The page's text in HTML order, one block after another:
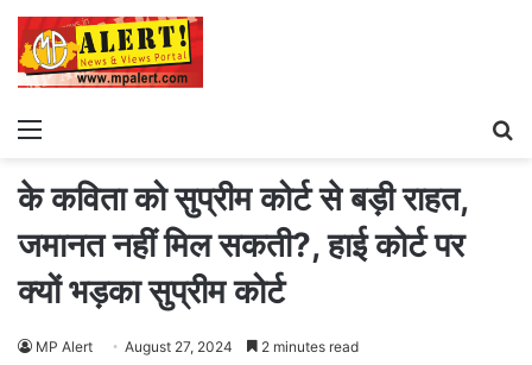
Menu
के कविता को सुप्रीम कोर्ट से बड़ी राहत,
जमानत नहीं मिल सकती?, हाई कोर्ट पर
क्यों भड़का सुप्रीम कोर्ट
MP Alert August 27, 2024 2 minutes read